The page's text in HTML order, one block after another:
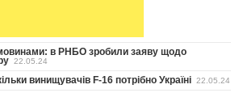
в РНБО зробили заяву щодо
22.05.24
винищувачів F-16 потрібно Україні 22.05.24